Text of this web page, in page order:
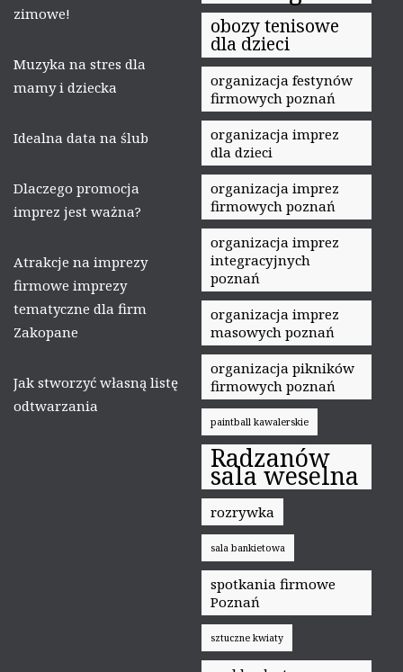
zimowe!
Muzyka na stres dla
mamy i dziecka
Idealna data na ślub
Dlaczego promocja
imprez jest ważna?
Atrakcje na imprezy
firmowe imprezy
tematyczne dla firm
Zakopane
Jak stworzyć własną listę
odtwarzania
obozy tenisowe
dla dzieci
organizacja festynów
firmowych poznań
organizacja imprez
dla dzieci
organizacja imprez
firmowych poznań
organizacja imprez
integracyjnych
poznań
organizacja imprez
masowych poznań
organizacja pikników
firmowych poznań
paintball kawalerskie
Radzanów
sala weselna
rozrywka
sala bankietowa
spotkania firmowe
Poznań
sztuczne kwiaty